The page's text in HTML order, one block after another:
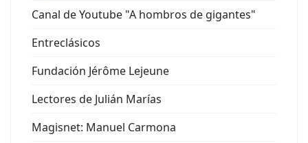
Canal de Youtube "A hombros de gigantes"
Entreclásicos
Fundación Jérôme Lejeune
Lectores de Julián Marías
Magisnet: Manuel Carmona